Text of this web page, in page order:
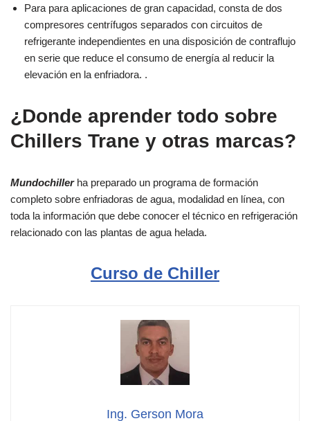
Para para aplicaciones de gran capacidad, consta de dos
compresores centrífugos separados con circuitos de
refrigerante independientes en una disposición de contraflujo
en serie que reduce el consumo de energía al reducir la
elevación en la enfriadora. .
¿Donde aprender todo sobre
Chillers Trane y otras marcas?
Mundochiller ha preparado un programa de formación
completo sobre enfriadoras de agua, modalidad en línea, con
toda la información que debe conocer el técnico en refrigeración
relacionado con las plantas de agua helada.
Curso de Chiller
Ing. Gerson Mora